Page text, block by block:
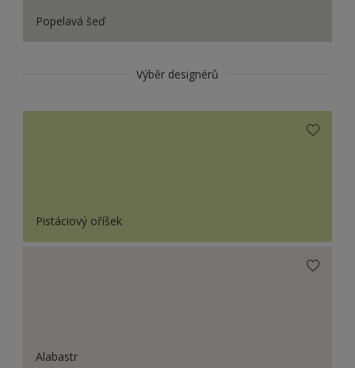
Popelavá šeď
Výběr designérů
Pistáciový oříšek
Alabastr